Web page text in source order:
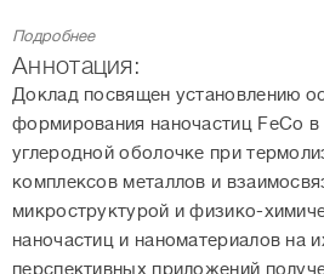
Подробнее
Аннотация:
Доклад посвящен установлению
формирования наночастиц FeCo
углеродной оболочке при
комплексов металлов и
микроструктурой и физико-
наночастиц и наноматериалов на
перспективных приложений